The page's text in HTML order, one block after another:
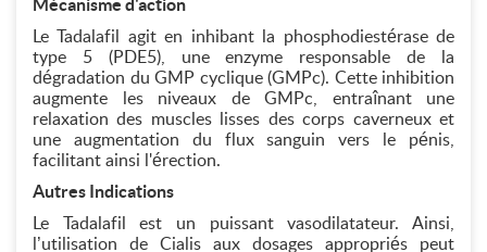
Mécanisme d'action
Le Tadalafil agit en inhibant la phosphodiestérase de
type 5 (PDE5), une enzyme responsable de la
dégradation du GMP cyclique (GMPc). Cette inhibition
augmente les niveaux de GMPc, entraînant une
relaxation des muscles lisses des corps caverneux et
une augmentation du flux sanguin vers le pénis,
facilitant ainsi l'érection.
Autres Indications
Le Tadalafil est un puissant vasodilatateur. Ainsi,
l’utilisation de Cialis aux dosages appropriés peut